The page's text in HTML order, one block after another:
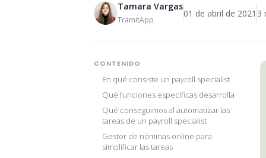
Tamara Vargas
TramitApp
01 de abril de 2021 3
CONTENIDO
En qué consiste un payroll specialist
Qué funciones específicas desarrolla
Qué conseguimos al automatizar las
tareas de un payroll specialist
Gestor de nóminas online para
simplificar las tareas